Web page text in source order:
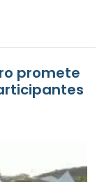
promete